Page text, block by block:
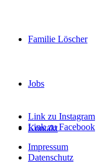
Familie Löscher
Jobs
Kontakt
Link zu Instagram
Link zu Facebook
Impressum
Datenschutz